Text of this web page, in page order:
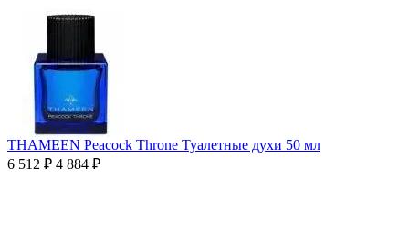
THAMEEN Peacock Throne Туалетные духи 50 мл
6 512 ₽ 4 884 ₽